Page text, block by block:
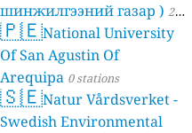
шинжилгээний газар ) 21
stations
🇵🇪National University
Of San Agustin Of
Arequipa 0 stations
🇸🇪Natur Vårdsverket -
Swedish Environmental